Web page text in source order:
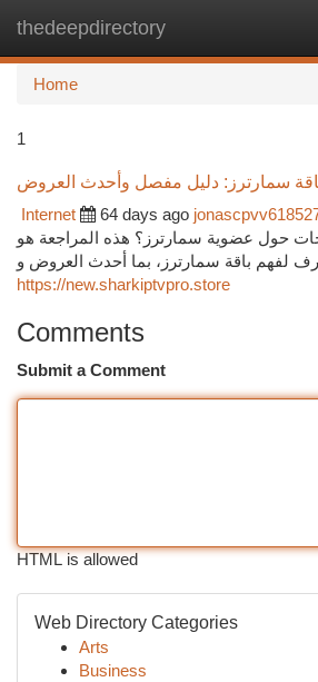
thedeepdirectory
Home
1
سمارترز: دليل مفصل وأحدث العروض
Internet
64 days ago
حول عضوية سمارترز؟ هذه المراجعة هو
لفهم باقة سمارترز، بما أحدث العروض و
https://new.sharkiptvpro.store
Comments
Submit a Comment
HTML is allowed
Web Directory Categories
Arts
Business